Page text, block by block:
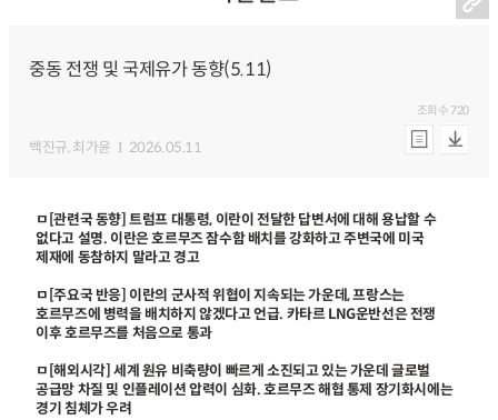
중동 전쟁 및 국제유가 동향(5.11)
백진규, 최가윤 2026.05.11
조회수 720
ㅁ[관련국 동향] 트럼프 대통령, 이란이 전달한 답변서에 대해 용납할 수
없다고 설명. 이란은 호르무즈 잠수함 배치를 강화하고 주변국에 미국
제재에 동참하지 말라고 경고
ㅁ[주요국 반응] 이란의 군사적 위협이 지속되는 가운데, 프랑스는
호르무즈에 병력을 배치하지 않겠다고 언급. 카타르 LNG운반선은 전쟁
이후 호르무즈를 처음으로 통과
ㅁ[해외시각] 세계 원유 비축량이 빠르게 소진되고 있는 가운데 글로벌
공급망 차질 및 인플레이션 압력이 심화. 호르무즈 해협 통제 장기화시에는
경기 침체가 우려